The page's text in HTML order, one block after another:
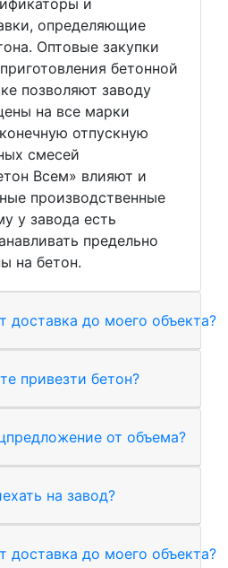
определяющие
Оптовые закупки
бетонной
позволяют заводу
на все марки
отпускную
смесей
Всем» влияют и
производственные
у завода есть
предельно
на бетон.
доставка до моего объекта?
привезти бетон?
от объема?
на завод?
доставка до моего объекта?